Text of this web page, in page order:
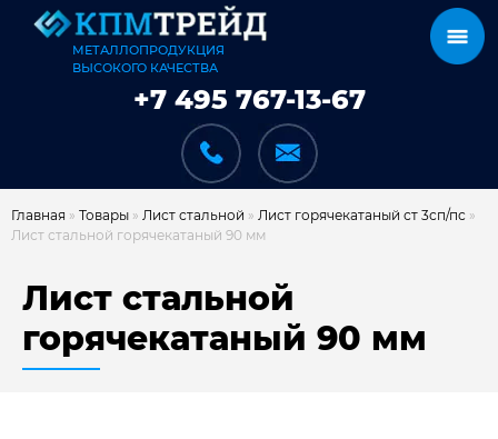
МЕТАЛЛОПРОДУКЦИЯ
ВЫСОКОГО КАЧЕСТВА
+7 495 767-13-67
Главная » Товары » Лист стальной » Лист горячекатаный ст 3сп/пс »
Лист стальной горячекатаный 90 мм
Лист стальной
горячекатаный 90 мм